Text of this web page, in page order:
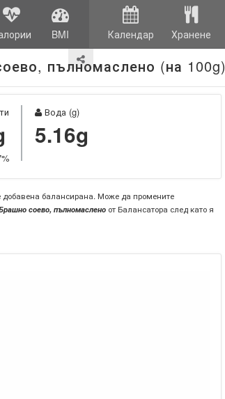
BMI Календар Хранене
пълномаслено (на 100g)
Вода (g)
5.16g
добавена балансирана. Може да промените
соево, пълномасленоот Балансатора след като я